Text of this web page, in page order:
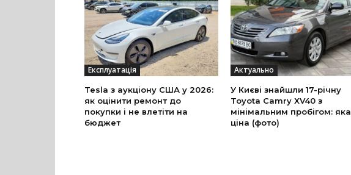
Експлуатація
Tesla з аукціону США у 2026:
як оцінити ремонт до
покупки і не влетіти на
бюджет
Актуально
У Києві знайшли 17-річну
Toyota Camry XV40 з
мінімальним пробігом: яка
ціна (фото)